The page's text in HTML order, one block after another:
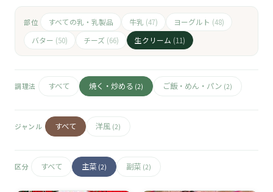
部位 すべての乳・乳製品 牛乳 (47) ヨーグルト (48)
バター (50) チーズ (66) 生クリーム (11)
調理法 すべて 焼く・炒める (2) ご飯・めん・パン (2)
ジャンル すべて 洋風 (2)
区分 すべて 主菜 (2) 副菜 (2)